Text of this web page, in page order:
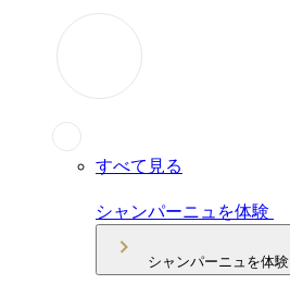
すべて見る
シャンパーニュを体験
シャンパーニュを体験